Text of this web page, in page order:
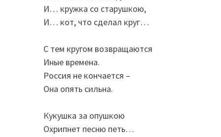
И… кружка со старушкою,
И… кот, что сделал круг…
С тем кругом возвращаются
Иные времена.
Россия не кончается –
Она опять сильна.
Кукушка за опушкою
Охрипнет песню петь…